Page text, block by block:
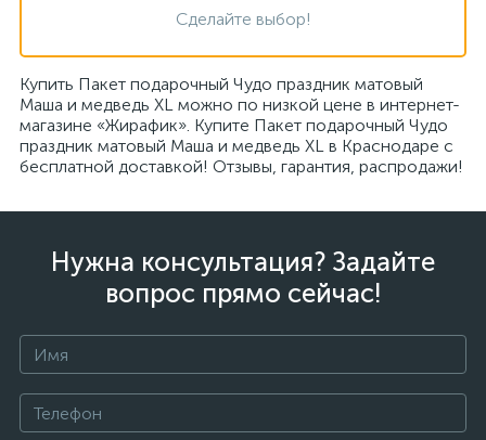
Сделайте выбор!
Купить Пакет подарочный Чудо праздник матовый
Маша и медведь XL можно по низкой цене в интернет-
магазине «Жирафик». Купите Пакет подарочный Чудо
праздник матовый Маша и медведь XL в Краснодаре с
бесплатной доставкой! Отзывы, гарантия, распродажи!
Нужна консультация? Задайте
вопрос прямо сейчас!